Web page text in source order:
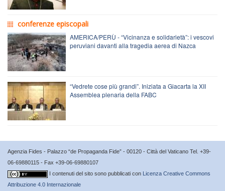
conferenze episcopali
AMERICA/PERÙ - “Vicinanza e solidarietà”: i vescovi
peruviani davanti alla tragedia aerea di Nazca
“Vedrete cose più grandi”. Iniziata a Giacarta la XII
Assemblea plenaria della FABC
Agenzia Fides - Palazzo “de Propaganda Fide” - 00120 - Città del Vaticano Tel. +39-
06-69880115 - Fax +39-06-69880107
I contenuti del sito sono pubblicati con Licenza Creative Commons
Attribuzione 4.0 Internazionale